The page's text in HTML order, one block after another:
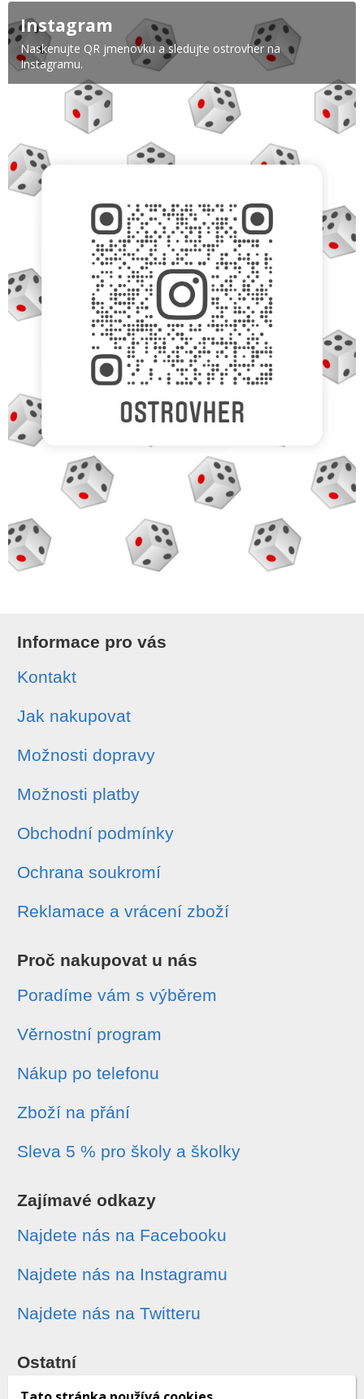
Instagram
Naskenujte QR jmenovku a sledujte ostrovher na
Instagramu.
Informace pro vás
Kontakt
Jak nakupovat
Možnosti dopravy
Možnosti platby
Obchodní podmínky
Ochrana soukromí
Reklamace a vrácení zboží
Proč nakupovat u nás
Poradíme vám s výběrem
Věrnostní program
Nákup po telefonu
Zboží na přání
Sleva 5 % pro školy a školky
Zajímavé odkazy
Najdete nás na Facebooku
Najdete nás na Instagramu
Najdete nás na Twitteru
Ostatní